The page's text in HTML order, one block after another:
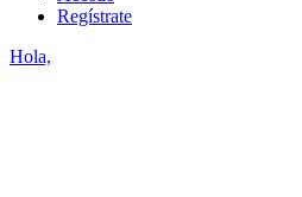
Regístrate
Hola,